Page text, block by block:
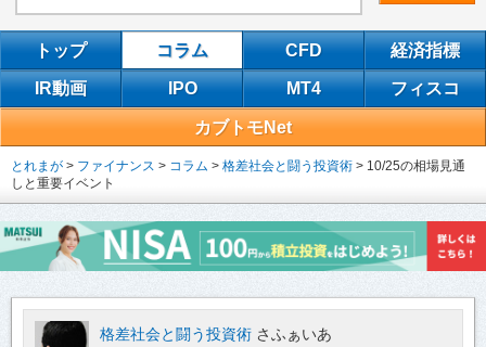
トップ コラム CFD 経済指標
IR動画 IPO MT4 フィスコ
カブトモNet
とれまが > ファイナンス > コラム > 格差社会と闘う投資術 > 10/25の相場見通
しと重要イベント
格差社会と闘う投資術 さふぁいあ